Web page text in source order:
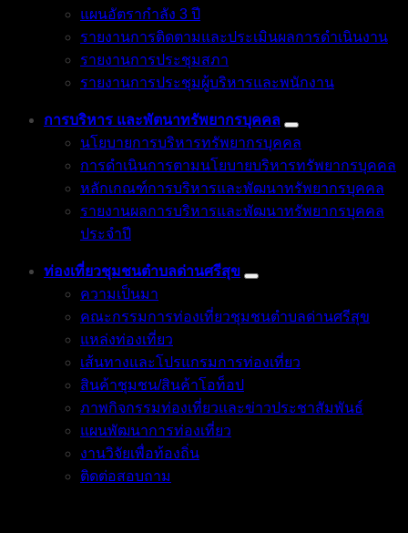
แผนอัตรากำลัง 3 ปี
รายงานการติดตามและประเมินผลการดำเนินงาน
รายงานการประชุมสภา
รายงานการประชุมผู้บริหารและพนักงาน
การบริหาร และพัตนาทรัพยากรบุคคล
นโยบายการบริหารทรัพยากรบุคคล
การดำเนินการตามนโยบายบริหารทรัพยากรบุคคล
หลักเกณฑ์การบริหารและพัฒนาทรัพยากรบุคคล
รายงานผลการบริหารและพัฒนาทรัพยากรบุคคล
ประจำปี
ท่องเที่ยวชุมชนตำบลด่านศรีสุข
ความเป็นมา
คณะกรรมการท่องเที่ยวชุมชนตำบลด่านศรีสุข
แหล่งท่องเที่ยว
เส้นทางและโปรแกรมการท่องเที่ยว
สินค้าชุมชน/สินค้าโอท็อป
ภาพกิจกรรมท่องเที่ยวและข่าวประชาสัมพันธ์
แผนพัฒนาการท่องเที่ยว
งานวิจัยเพื่อท้องถิ่น
ติดต่อสอบถาม